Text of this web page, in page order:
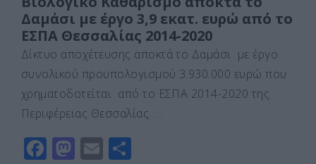
Δαμάσι με έργο 3,9 εκατ. ευρώ από το
ΕΣΠΑ Θεσσαλίας 2014-2020
Δίκτυο αποχέτευσης αποκτά το Δαμάσι με έργο
συνολικού προϋπολογισμού 3.930.000 ευρώ που
χρηματοδοτείται από το ΕΣΠΑ 2014-2020 της
Περιφέρειας Θεσσαλίας. …
F M E